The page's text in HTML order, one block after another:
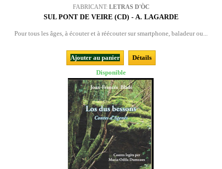
FABRICANT: LETRAS D'ÒC
SUL PONT DE VEIRE (CD) - A. LAGARDE
Pour tous les âges, à écouter et à réécouter sur smartphone, baladeur ou...
Ajouter au panier
Détails
Disponible